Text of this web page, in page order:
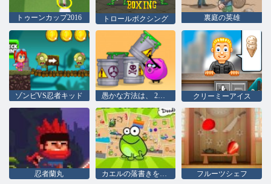
トゥーンカップ2016 トロールボクシング 裏庭の英雄
ゾンビVS忍者キッド 愚かな方法は、 2をダイに クリーミーアイス
忍者蘭丸 カエルの落書きをタップします フルーツシェフ